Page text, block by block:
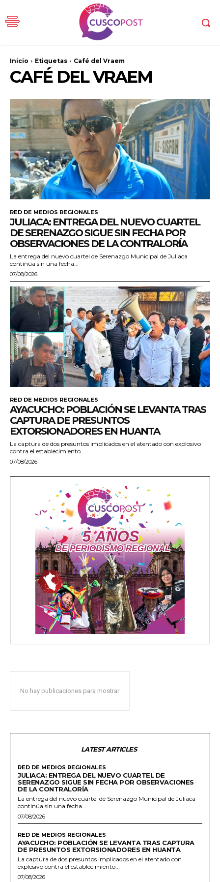
Inicio Etiquetas Café del Vraem
CAFÉ DEL VRAEM
RED DE MEDIOS REGIONALES
JULIACA: ENTREGA DEL NUEVO CUARTEL
DE SERENAZGO SIGUE SIN FECHA POR
OBSERVACIONES DE LA CONTRALORÍA
La entrega del nuevo cuartel de Serenazgo Municipal de Juliaca
continúa sin una fecha...
07/08/2026
RED DE MEDIOS REGIONALES
AYACUCHO: POBLACIÓN SE LEVANTA TRAS
CAPTURA DE PRESUNTOS
EXTORSIONADORES EN HUANTA
La captura de dos presuntos implicados en el atentado con explosivo
contra el establecimiento...
07/08/2026
No hay publicaciones para mostrar
LATEST ARTICLES
RED DE MEDIOS REGIONALES
JULIACA: ENTREGA DEL NUEVO CUARTEL DE
SERENAZGO SIGUE SIN FECHA POR OBSERVACIONES
DE LA CONTRALORÍA
La entrega del nuevo cuartel de Serenazgo Municipal de Juliaca
continúa sin una fecha...
07/08/2026
RED DE MEDIOS REGIONALES
AYACUCHO: POBLACIÓN SE LEVANTA TRAS CAPTURA
DE PRESUNTOS EXTORSIONADORES EN HUANTA
La captura de dos presuntos implicados en el atentado con
explosivo contra el establecimiento...
07/08/2026